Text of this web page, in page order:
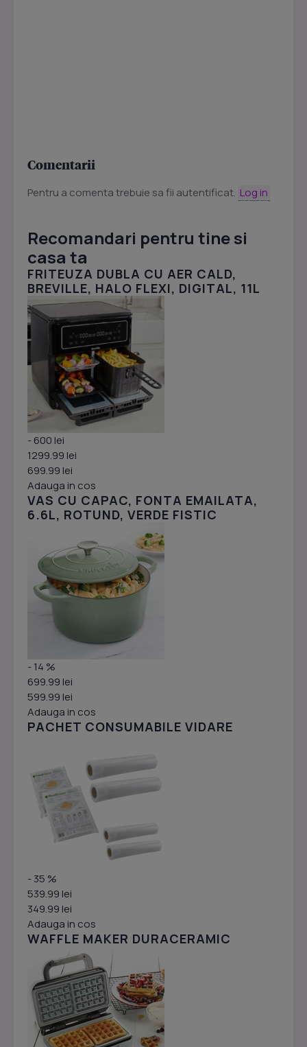
Comentarii
Pentru a comenta trebuie sa fii autentificat. Log in
Recomandari pentru tine si
casa ta
FRITEUZA DUBLA CU AER CALD,
BREVILLE, HALO FLEXI, DIGITAL, 11L
- 600 lei
1299.99 lei
699.99 lei
Adauga in cos
VAS CU CAPAC, FONTA EMAILATA,
6.6L, ROTUND, VERDE FISTIC
- 14 %
699.99 lei
599.99 lei
Adauga in cos
PACHET CONSUMABILE VIDARE
- 35 %
539.99 lei
349.99 lei
Adauga in cos
WAFFLE MAKER DURACERAMIC